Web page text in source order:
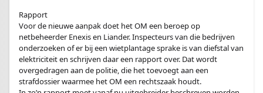
Rapport
Voor de nieuwe aanpak doet het OM een beroep op
netbeheerder Enexis en Liander. Inspecteurs van die bedrijven
onderzoeken of er bij een wietplantage sprake is van diefstal van
elektriciteit en schrijven daar een rapport over. Dat wordt
overgedragen aan de politie, die het toevoegt aan een
strafdossier waarmee het OM een rechtszaak houdt.